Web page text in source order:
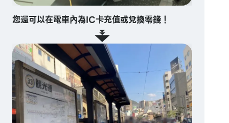
您還可以在電車內為IC卡充值或兌換零錢！